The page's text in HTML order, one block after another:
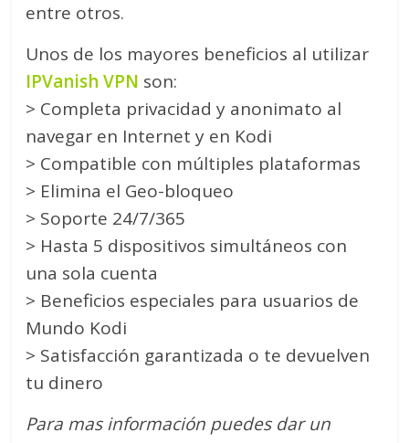
entre otros.
Unos de los mayores beneficios al utilizar
IPVanish VPN son:
> Completa privacidad y anonimato al
navegar en Internet y en Kodi
> Compatible con múltiples plataformas
> Elimina el Geo-bloqueo
> Soporte 24/7/365
> Hasta 5 dispositivos simultáneos con
una sola cuenta
> Beneficios especiales para usuarios de
Mundo Kodi
> Satisfacción garantizada o te devuelven
tu dinero
Para mas información puedes dar un